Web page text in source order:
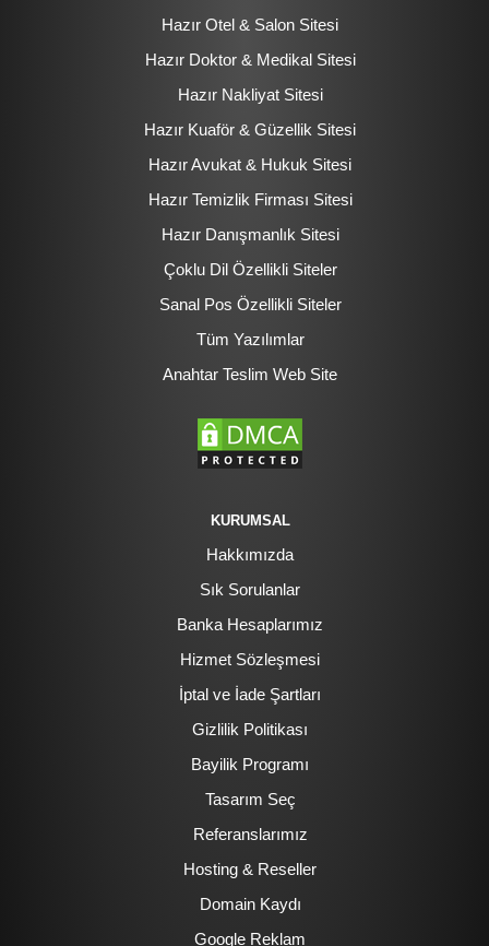
Hazır Otel & Salon Sitesi
Hazır Doktor & Medikal Sitesi
Hazır Nakliyat Sitesi
Hazır Kuaför & Güzellik Sitesi
Hazır Avukat & Hukuk Sitesi
Hazır Temizlik Firması Sitesi
Hazır Danışmanlık Sitesi
Çoklu Dil Özellikli Siteler
Sanal Pos Özellikli Siteler
Tüm Yazılımlar
Anahtar Teslim Web Site
KURUMSAL
Hakkımızda
Sık Sorulanlar
Banka Hesaplarımız
Hizmet Sözleşmesi
İptal ve İade Şartları
Gizlilik Politikası
Bayilik Programı
Tasarım Seç
Referanslarımız
Hosting & Reseller
Domain Kaydı
Google Reklam